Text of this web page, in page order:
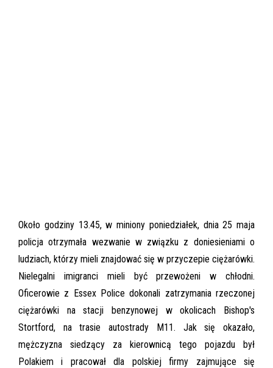
Około godziny 13.45, w miniony poniedziałek, dnia 25 maja
policja otrzymała wezwanie w związku z doniesieniami o
ludziach, którzy mieli znajdować się w przyczepie ciężarówki.
Nielegalni imigranci mieli być przewożeni w chłodni.
Oficerowie z Essex Police dokonali zatrzymania rzeczonej
ciężarówki na stacji benzynowej w okolicach Bishop's
Stortford, na trasie autostrady M11. Jak się okazało,
mężczyzna siedzący za kierownicą tego pojazdu był
Polakiem i pracował dla polskiej firmy zajmujące się